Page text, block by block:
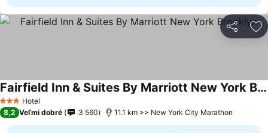
Zdieľať
3 Počet hviezdičiek
Hotel
Fairfield Inn & Suites By Marriott New York Brooklyn
8,2 Veľmi dobré 3 560 11.1 km >> New York City Marathon